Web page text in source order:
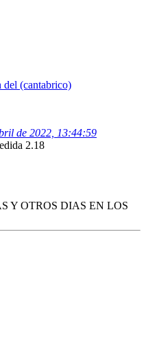
del (cantabrico)
de 2022, 13:44:59
2.18
Y OTROS DIAS EN LOS